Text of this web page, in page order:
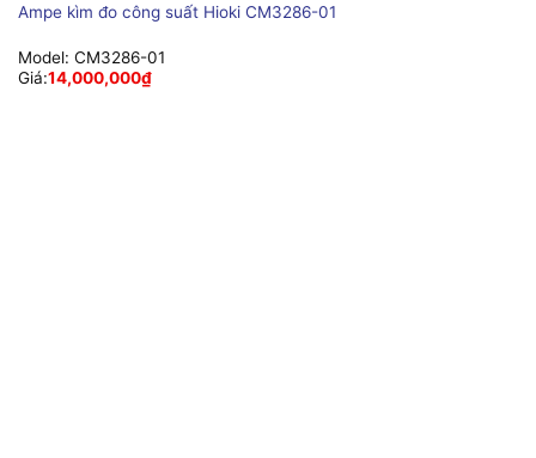
Ampe kìm đo công suất Hioki CM3286-01
Model: CM3286-01
Giá:14,000,000₫